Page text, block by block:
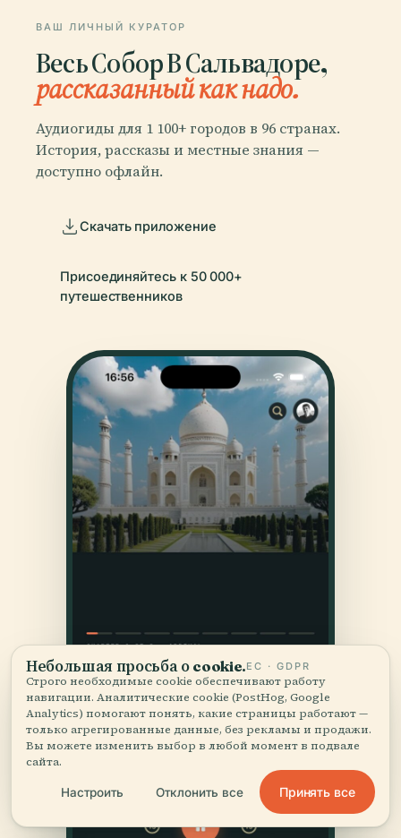
ВАШ ЛИЧНЫЙ КУРАТОР
Весь Собор В Сальвадоре,
рассказанный как надо.
Аудиогиды для 1 100+ городов в 96 странах.
История, рассказы и местные знания —
доступно офлайн.
Скачать приложение
Присоединяйтесь к 50 000+
путешественников
Небольшая просьба о cookie.ЕС · GDPR
Строго необходимые cookie обеспечивают работу
навигации. Аналитические cookie (PostHog, Google
Analytics) помогают понять, какие страницы работают —
только агрегированные данные, без рекламы и продажи.
Вы можете изменить выбор в любой момент в подвале
сайта.
Настроить Отклонить все Принять все